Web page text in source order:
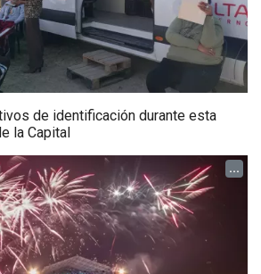
de identificación durante esta
la Capital
...